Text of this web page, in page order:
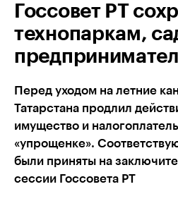
Госсовет РТ
технопаркам,
Перед уходом на летние
Татарстана продлил
имущество и
«упрощенке».
были приняты на
сессии Госсовета РТ